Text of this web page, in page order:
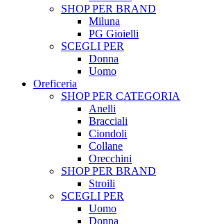
SHOP PER BRAND
Miluna
PG Gioielli
SCEGLI PER
Donna
Uomo
Oreficeria
SHOP PER CATEGORIA
Anelli
Bracciali
Ciondoli
Collane
Orecchini
SHOP PER BRAND
Stroili
SCEGLI PER
Uomo
Donna